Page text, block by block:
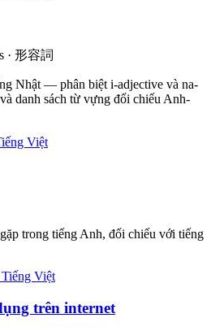
· 形容詞
Nhật — phân biệt i-adjective và na-
danh sách từ vựng đối chiếu Anh-
Việt
trong tiếng Anh, đối chiếu với tiếng
Tiếng Việt
trên internet